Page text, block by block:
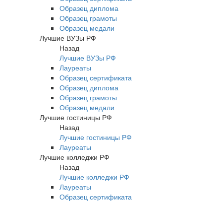
Образец диплома
Образец грамоты
Образец медали
Лучшие ВУЗы РФ
Назад
Лучшие ВУЗы РФ
Лауреаты
Образец сертификата
Образец диплома
Образец грамоты
Образец медали
Лучшие гостиницы РФ
Назад
Лучшие гостиницы РФ
Лауреаты
Лучшие колледжи РФ
Назад
Лучшие колледжи РФ
Лауреаты
Образец сертификата